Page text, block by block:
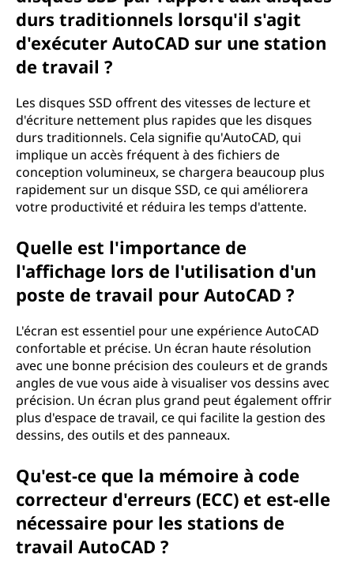
durs traditionnels lorsqu'il s'agit
d'exécuter AutoCAD sur une station
de travail ?
Les disques SSD offrent des vitesses de lecture et
d'écriture nettement plus rapides que les disques
durs traditionnels. Cela signifie qu'AutoCAD, qui
implique un accès fréquent à des fichiers de
conception volumineux, se chargera beaucoup plus
rapidement sur un disque SSD, ce qui améliorera
votre productivité et réduira les temps d'attente.
Quelle est l'importance de
l'affichage lors de l'utilisation d'un
poste de travail pour AutoCAD ?
L'écran est essentiel pour une expérience AutoCAD
confortable et précise. Un écran haute résolution
avec une bonne précision des couleurs et de grands
angles de vue vous aide à visualiser vos dessins avec
précision. Un écran plus grand peut également offrir
plus d'espace de travail, ce qui facilite la gestion des
dessins, des outils et des panneaux.
Qu'est-ce que la mémoire à code
correcteur d'erreurs (ECC) et est-elle
nécessaire pour les stations de
travail AutoCAD ?